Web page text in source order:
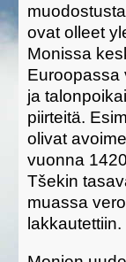
ovat olleet
Monissa
Euroopassa
ja
piirteitä.
olivat
vuonna
Tšekin
muassa
lakkautettiin.